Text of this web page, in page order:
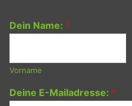
Dein Name: *
Vorname
Deine E-Mailadresse: *